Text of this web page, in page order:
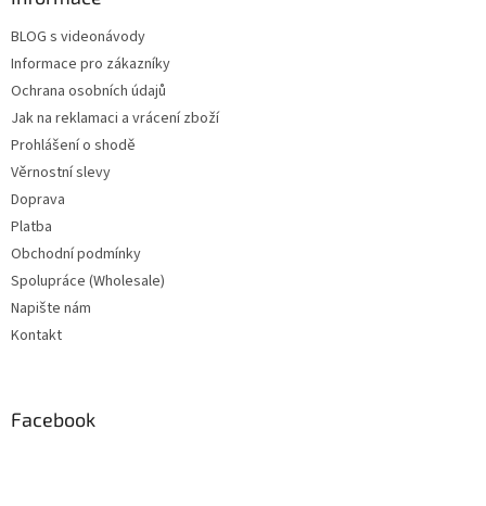
BLOG s videonávody
Informace pro zákazníky
Ochrana osobních údajů
Jak na reklamaci a vrácení zboží
Prohlášení o shodě
Věrnostní slevy
Doprava
Platba
Obchodní podmínky
Spolupráce (Wholesale)
Napište nám
Kontakt
Facebook